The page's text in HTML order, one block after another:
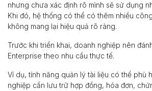
nhưng chưa xác định rõ mình sẽ sử dụng
Khi đó, hệ thống có thể có thêm nhiều
không mang lại hiệu quả rõ ràng.
Trước khi triển khai, doanh nghiệp nên
Enterprise theo nhu cầu thực tế.
Ví dụ, tính năng quản lý tài liệu có thể phù
nghiệp cần lưu trữ hợp đồng, hóa đơn,